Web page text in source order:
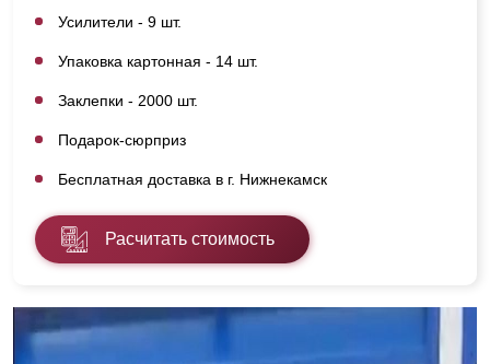
Усилители - 9 шт.
Упаковка картонная - 14 шт.
Заклепки - 2000 шт.
Подарок-сюрприз
Бесплатная доставка в г. Нижнекамск
Расчитать стоимость